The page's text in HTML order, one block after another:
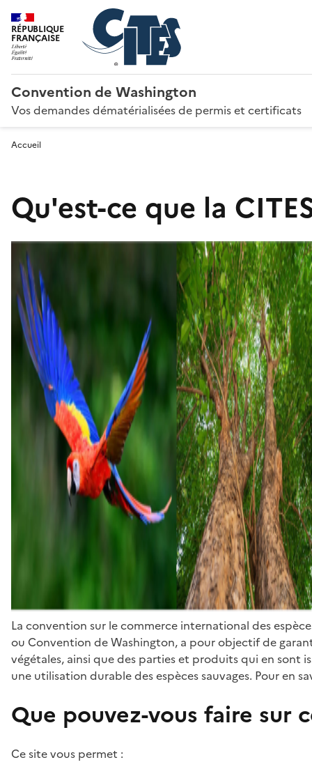
RÉPUBLIQUE
FRANÇAISE
Convention de Washington
Vos demandes dématérialisées de permis et certificats
Accueil
Qu'est-ce que la
La convention sur le commerce international des
ou Convention de Washington, a pour objectif de
végétales, ainsi que des parties et produits qui en sont
une utilisation durable des espèces sauvages. Pour en
Que pouvez-vous faire sur
Ce site vous permet :